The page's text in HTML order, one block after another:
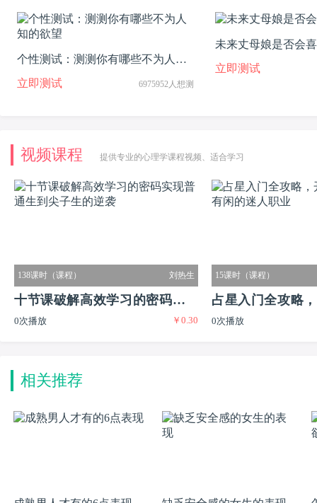
个性测试：测测你有哪些不为人知
的欲望
立即测试 6975952人想测
未来丈母娘是否会
立即测试
视频课程 提供专业的心理学课程视频、适合学习
138课时（课程） 刘热生
十节课破解高效学习的密码实现
普通生到尖子生的逆袭
0次播放 ￥0.30
15课时（课程）
占星入门全攻略
又有闲的迷人职业
0次播放
相关推荐